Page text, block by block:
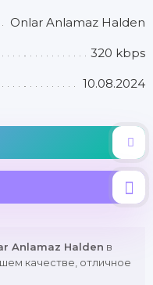
Onlar Anlamaz Halden
320 kbps
10.08.2024
Anlamaz Halden в
качестве, отличное